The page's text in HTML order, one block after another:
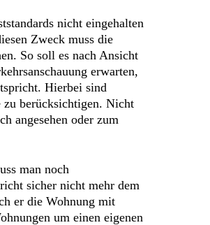
nicht eingehalten
Zweck muss die
So soll es nach Ansicht
erwarten,
Hierbei sind
zu berücksichtigen. Nicht
angesehen oder zum
man noch
sicher nicht mehr dem
er die Wohnung mit
um einen eigenen